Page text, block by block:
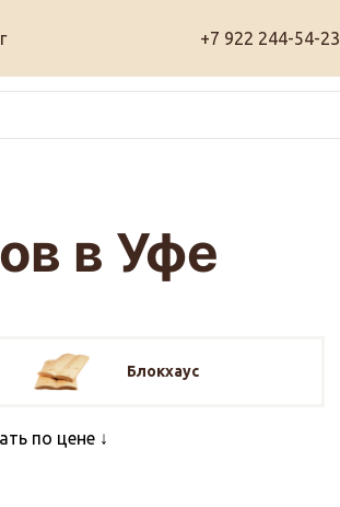
+7 922 244-54-23
в Уфе
Блокхаус
по цене